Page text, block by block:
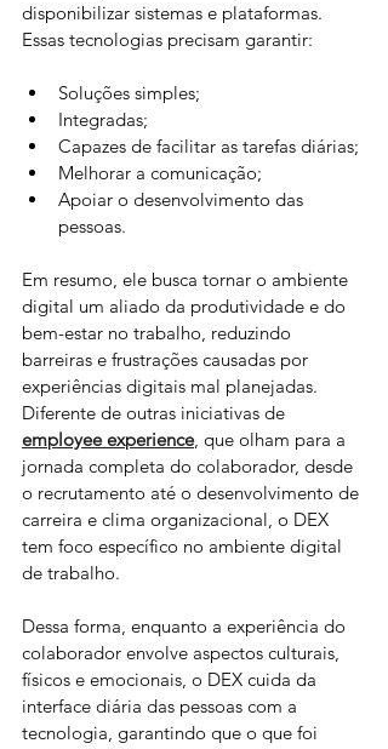
disponibilizar sistemas e plataformas.
Essas tecnologias precisam garantir:
Soluções simples;
Integradas;
Capazes de facilitar as tarefas diárias;
Melhorar a comunicação;
Apoiar o desenvolvimento das
pessoas.
Em resumo, ele busca tornar o ambiente
digital um aliado da produtividade e do
bem-estar no trabalho, reduzindo
barreiras e frustrações causadas por
experiências digitais mal planejadas.
Diferente de outras iniciativas de
employee experience, que olham para a
jornada completa do colaborador, desde
o recrutamento até o desenvolvimento de
carreira e clima organizacional, o DEX
tem foco específico no ambiente digital
de trabalho.
Dessa forma, enquanto a experiência do
colaborador envolve aspectos culturais,
físicos e emocionais, o DEX cuida da
interface diária das pessoas com a
tecnologia, garantindo que o que foi